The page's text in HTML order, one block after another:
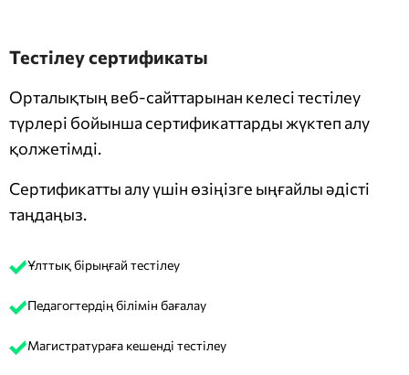
Тестілеу сертификаты
Орталықтың веб-сайттарынан келесі тестілеу
түрлері бойынша сертификаттарды жүктеп алу
қолжетімді.
Сертификатты алу үшін өзіңізге ыңғайлы әдісті
таңдаңыз.
Ұлттық бірыңғай тестілеу
Педагогтердің білімін бағалау
Магистратураға кешенді тестілеу